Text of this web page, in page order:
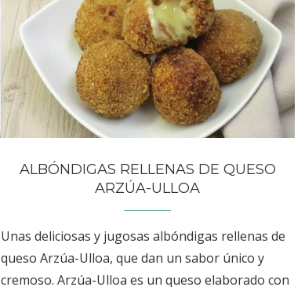
ALBÓNDIGAS RELLENAS DE QUESO
ARZÚA-ULLOA
Unas deliciosas y jugosas albóndigas rellenas de
queso Arzúa-Ulloa, que dan un sabor único y
cremoso. Arzúa-Ulloa es un queso elaborado con